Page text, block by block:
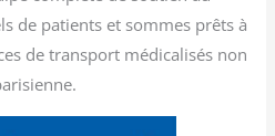
de patients et sommes prêts à
de transport médicalisés non